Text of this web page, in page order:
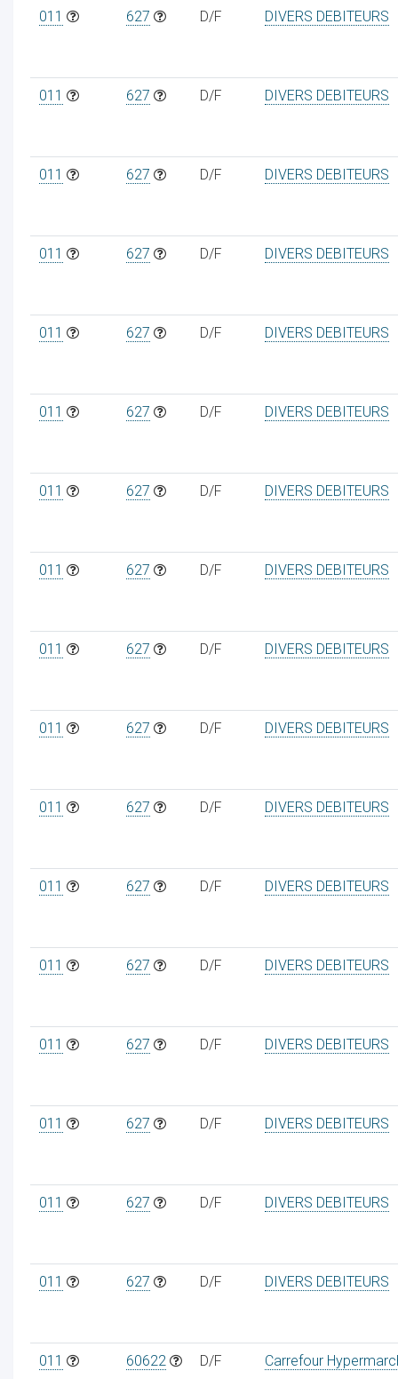
011 627 D/F DIVERS DEBITEURS
011 627 D/F DIVERS DEBITEURS
011 627 D/F DIVERS DEBITEURS
011 627 D/F DIVERS DEBITEURS
011 627 D/F DIVERS DEBITEURS
011 627 D/F DIVERS DEBITEURS
011 627 D/F DIVERS DEBITEURS
011 627 D/F DIVERS DEBITEURS
011 627 D/F DIVERS DEBITEURS
011 627 D/F DIVERS DEBITEURS
011 627 D/F DIVERS DEBITEURS
011 627 D/F DIVERS DEBITEURS
011 627 D/F DIVERS DEBITEURS
011 627 D/F DIVERS DEBITEURS
011 627 D/F DIVERS DEBITEURS
011 627 D/F DIVERS DEBITEURS
011 627 D/F DIVERS DEBITEURS
011 60622 D/F
Carrefour